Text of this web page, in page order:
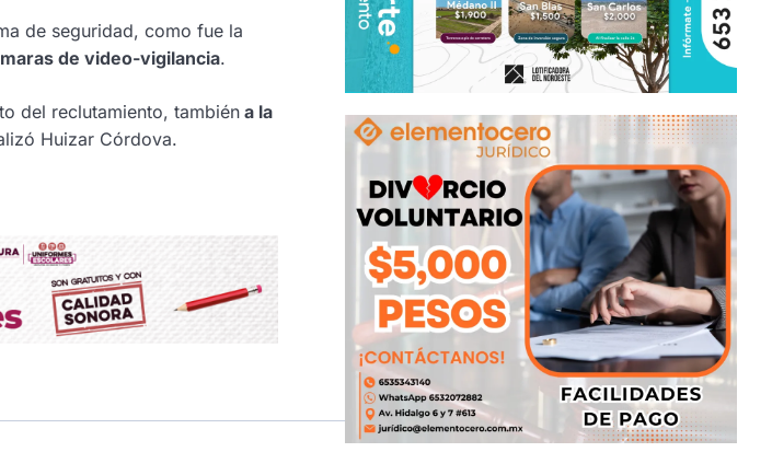
de seguridad, como fue la
de video-vigilancia.
del reclutamiento, también a la
Huizar Córdova.